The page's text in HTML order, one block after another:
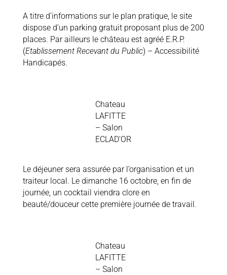
A titre d’informations sur le plan pratique, le site
dispose d’un parking gratuit proposant plus de 200
places. Par ailleurs le château est agréé E.R.P.
(Etablissement Recevant du Public) – Accessibilité
Handicapés.
Chateau
LAFITTE
– Salon
ECLAD’OR
Le déjeuner sera assurée par l’organisation et un
traiteur local. Le dimanche 16 octobre, en fin de
journée, un cocktail viendra clore en
beauté/douceur cette première journée de travail .
Chateau
LAFITTE
– Salon